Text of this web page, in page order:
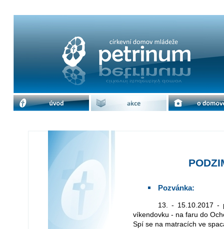
PODZIMNÍ VÍKENDOVKA | cdm
Pozvánka:
13. - 15.10.2017 - pojedeme na další skvělou a adrenalinovou
víkendovku - na faru do
Spí se na matracích ve
úvod akce o domově